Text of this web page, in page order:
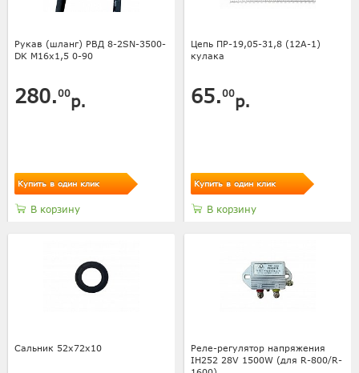
Рукав (шланг) РВД 8-2SN-3500-
DK М16х1,5 0-90
280.00р.
Купить в один клик
В корзину
Цепь ПР-19,05-31,8 (12А-1)
кулака
65.00р.
Купить в один клик
В корзину
Сальник 52х72х10
Реле-регулятор напряжения
IH252 28V 1500W (для R-800/R-